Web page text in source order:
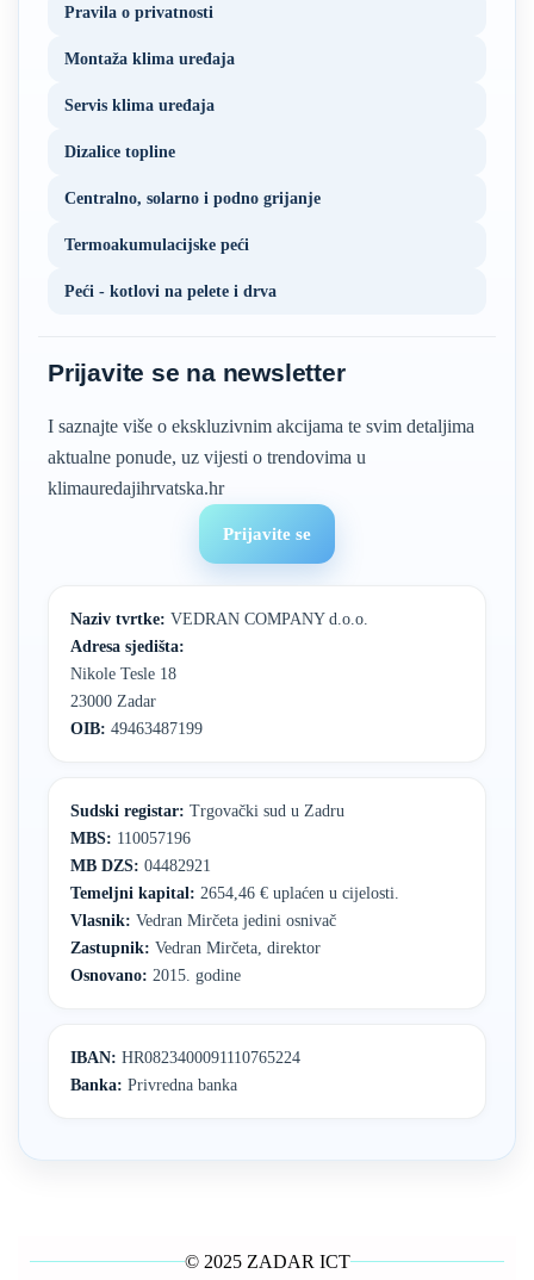
Pravila o privatnosti
Montaža klima uređaja
Servis klima uređaja
Dizalice topline
Centralno, solarno i podno grijanje
Termoakumulacijske peći
Peći - kotlovi na pelete i drva
Prijavite se na newsletter
I saznajte više o ekskluzivnim akcijama te svim detaljima
aktualne ponude, uz vijesti o trendovima u
klimauredajihrvatska.hr
Prijavite se
Naziv tvrtke: VEDRAN COMPANY d.o.o.
Adresa sjedišta:
Nikole Tesle 18
23000 Zadar
OIB: 49463487199
Sudski registar: Trgovački sud u Zadru
MBS: 110057196
MB DZS: 04482921
Temeljni kapital: 2654,46 € uplaćen u cijelosti.
Vlasnik: Vedran Mirčeta jedini osnivač
Zastupnik: Vedran Mirčeta, direktor
Osnovano: 2015. godine
IBAN: HR0823400091110765224
Banka: Privredna banka
© 2025 ZADAR ICT